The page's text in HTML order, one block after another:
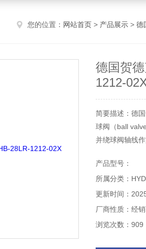
您的位置： 网站首页 > 产品展示 > 德
德国贺
1212-
简要描述：德
球阀（ball
并绕球阀轴线
产品型号：
所属分类：
更新时间：
厂商性质：经
浏览次数：909